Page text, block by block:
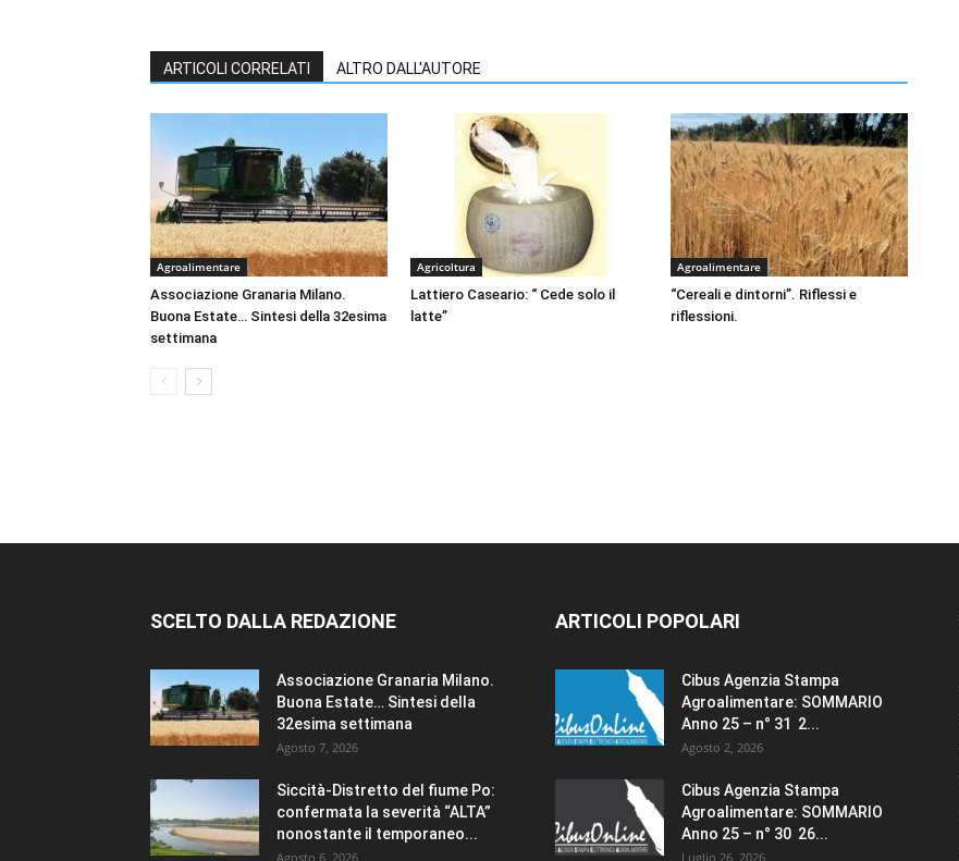
ARTICOLI CORRELATI ALTRO DALL'AUTORE
Agroalimentare
Associazione Granaria Milano.
Buona Estate… Sintesi della 32esima
settimana
Agricoltura
Lattiero Caseario: “ Cede solo il
latte”
Agroalimentare
“Cereali e dintorni”. Riflessi e
riflessioni.
SCELTO DALLA REDAZIONE
Associazione Granaria Milano.
Buona Estate… Sintesi della
32esima settimana
Agosto 7, 2026
Siccità-Distretto del fiume Po:
confermata la severità “ALTA”
nonostante il temporaneo...
Agosto 6, 2026
ARTICOLI POPOLARI
Cibus Agenzia Stampa
Agroalimentare: SOMMARIO
Anno 25 – n° 31 2...
Agosto 2, 2026
Cibus Agenzia Stampa
Agroalimentare: SOMMARIO
Anno 25 – n° 30 26...
Luglio 26, 2026